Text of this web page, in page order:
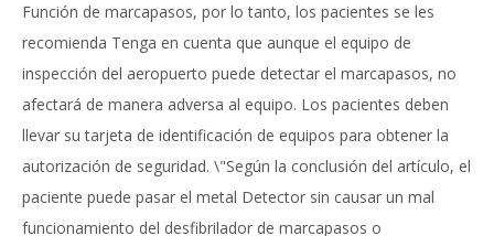
Función de marcapasos, por lo tanto, los pacientes se les
recomienda Tenga en cuenta que aunque el equipo de
inspección del aeropuerto puede detectar el marcapasos, no
afectará de manera adversa al equipo. Los pacientes deben
llevar su tarjeta de identificación de equipos para obtener la
autorización de seguridad. \"Según la conclusión del artículo, el
paciente puede pasar el metal Detector sin causar un mal
funcionamiento del desfibrilador de marcapasos o